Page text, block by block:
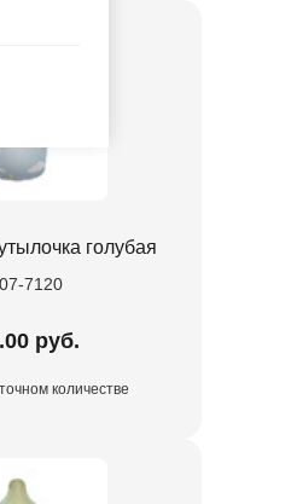
голубая
7120
руб.
количестве